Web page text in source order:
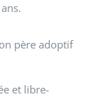
père adoptif
et libre-